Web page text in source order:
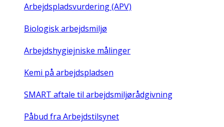
Arbejdspladsvurdering (APV)
Biologisk arbejdsmiljø
Arbejdshygiejniske målinger
Kemi på arbejdspladsen
SMART aftale til arbejdsmiljørådgivning
Påbud fra Arbejdstilsynet